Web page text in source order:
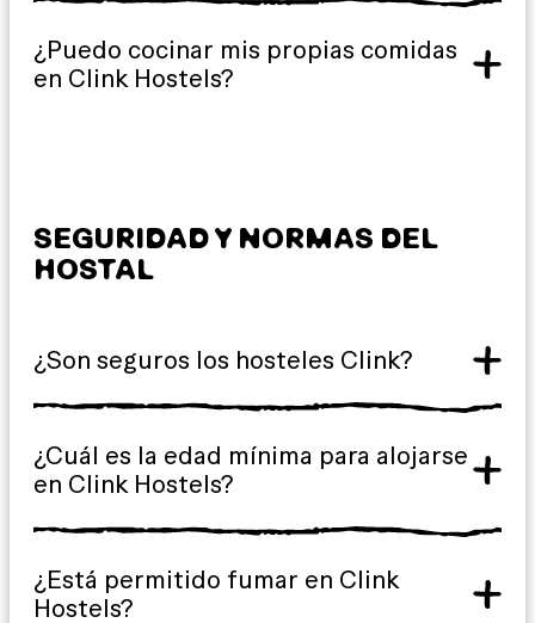
¿Puedo cocinar mis propias comidas
en Clink Hostels?
SEGURIDAD Y NORMAS DEL
HOSTAL
¿Son seguros los hosteles Clink?
¿Cuál es la edad mínima para alojarse
en Clink Hostels?
¿Está permitido fumar en Clink
Hostels?